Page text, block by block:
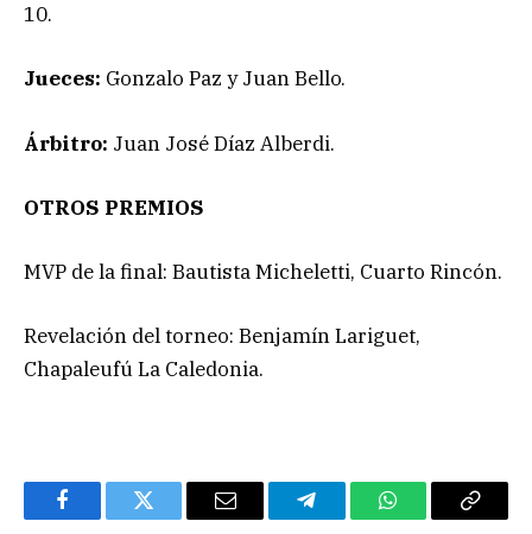
10.
Jueces: Gonzalo Paz y Juan Bello.
Árbitro: Juan José Díaz Alberdi.
OTROS PREMIOS
MVP de la final: Bautista Micheletti, Cuarto Rincón.
Revelación del torneo: Benjamín Lariguet,
Chapaleufú La Caledonia.
FacebookTwitter Email TelegramWhatsAppCopy